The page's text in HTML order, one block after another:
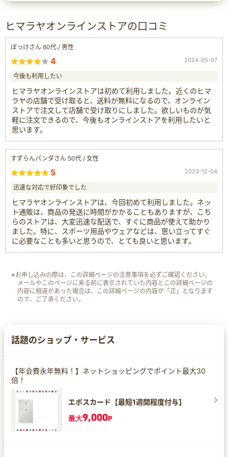
ヒマラヤオンラインストアの口コミ
ぽっけさん 60代 / 男性
4 2024-05-07
今後も利用したい
ヒマラヤオンラインストアは初めて利用しました。近くのヒマ
ラヤの店舗で受け取ると、送料が無料になるので、オンライン
ストアで注文して店舗で受け取りにしました。欲しいものが気
軽に注文できるので、今後もオンラインストアを利用したいと
思います。
すずらんパンダさん 50代 / 女性
5 2023-12-04
迅速な対応で好印象でした
ヒマラヤオンラインストアは、今回初めて利用しました。ネッ
ト通販は、商品の発送に時間がかかることもありますが、こち
らのストアは、大変迅速な配送で、すぐに商品が使えて助かり
ました。特に、スポーツ用品やウェアなどは、思い立ってすぐ
に必要なことも多いと思うので、とても良いと思います。
※お申し込みの際は、この詳細ページの注意事項を必ずご確認ください。
メールやこのページに来る前に表示されていた内容とこの詳細ページの
内容に相違があった場合は、この詳細ページの内容が「正」となります
ので、ご了承ください。
話題のショップ・サービス
【年会費永年無料！】ネットショッピングでポイント最大30
倍！
エポスカード【最短1週間程度付与】
最大9,000P